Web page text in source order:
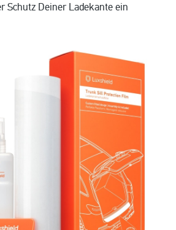
Schutz Deiner Ladekante ein